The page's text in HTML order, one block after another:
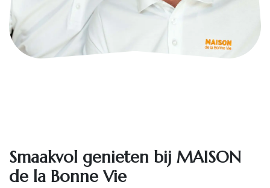
Smaakvol genieten bij MAISON
de la Bonne Vie